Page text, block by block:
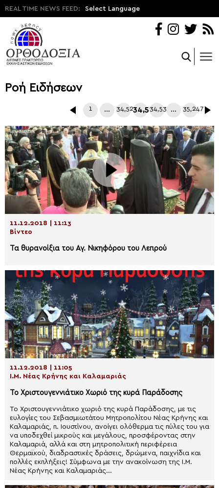
REAL TIME NEWS FEED: Select Language
Ροή Ειδήσεων
1 … 34,52834,52934,530 … 35,247
11.12.2018 | 11:13
Βίντεο
Τα θυρανοίξια του Αγ. Νικηφόρου του Λεπρού
11.12.2018 | 11:05
Ι.Μ. Νέας Κρήνης και Καλαμαριάς
To Χριστουγεννιάτικο Χωριό της κυρά Παράδοσης
Το Χριστουγεννιάτικο χωριό της κυρά Παράδοσης, με τις
ευλογίες του Σεβασμιωτάτου Μητροπολίτου Νέας Κρήνης και
Καλαμαριάς, π. Ιουστίνου, ανοίγει ολόθερμα τις πύλες του για
να υποδεχθεί μικρούς και μεγάλους, προσφέροντας στην
Καλαμαριά, αλλά και στη μητροπολιτική περιφέρεια
Θερμαϊκού, διαδραστικές δράσεις, δρώμενα, παιχνίδια και
πολλές εκπλήξεις! Σύμφωνα με την ανακοίνωση της Ι.Μ.
Νέας Κρήνης και Καλαμαριάς...